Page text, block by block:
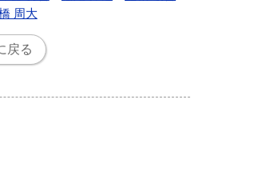
周大
戻る